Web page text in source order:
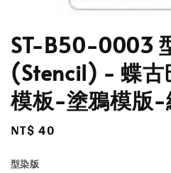
ST-B50-0003
(Stencil) - 蝶古
模板-塗鴉模版-
Regular
NT$ 40
型染版